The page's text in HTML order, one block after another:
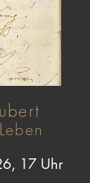
17 Uhr